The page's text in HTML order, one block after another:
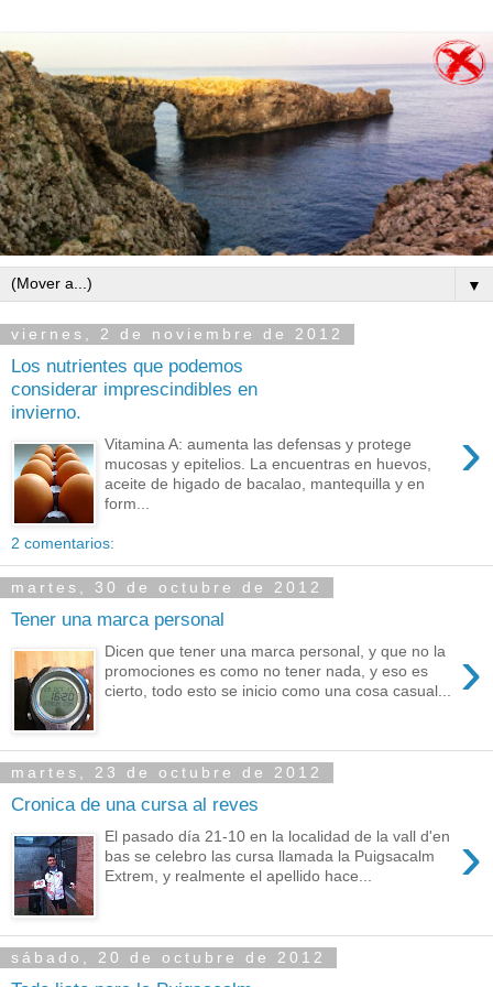
▼
viernes, 2 de noviembre de 2012
Los nutrientes que podemos
considerar imprescindibles en
invierno.
›
Vitamina A: aumenta las defensas y protege
mucosas y epitelios. La encuentras en huevos,
aceite de higado de bacalao, mantequilla y en
form...
2 comentarios:
martes, 30 de octubre de 2012
Tener una marca personal
›
Dicen que tener una marca personal, y que no la
promociones es como no tener nada, y eso es
cierto, todo esto se inicio como una cosa casual...
martes, 23 de octubre de 2012
Cronica de una cursa al reves
›
El pasado día 21-10 en la localidad de la vall d'en
bas se celebro las cursa llamada la Puigsacalm
Extrem, y realmente el apellido hace...
sábado, 20 de octubre de 2012